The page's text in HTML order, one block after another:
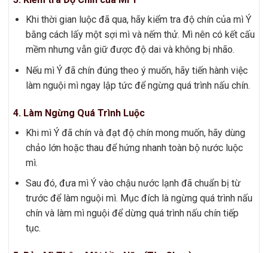
Khi thời gian luộc đã qua, hãy kiểm tra độ chín của mì Ý
bằng cách lấy một sợi mì và nếm thử. Mì nên có kết cấu
mềm nhưng vẫn giữ được độ dai và không bị nhão.
Nếu mì Ý đã chín đúng theo ý muốn, hãy tiến hành việc
làm nguội mì ngay lập tức để ngừng quá trình nấu chín.
4. Làm Ngừng Quá Trình Luộc
Khi mì Ý đã chín và đạt độ chín mong muốn, hãy dùng
chảo lớn hoặc thau để hứng nhanh toàn bộ nước luộc
mì.
Sau đó, đưa mì Ý vào chậu nước lạnh đã chuẩn bị từ
trước để làm nguội mì. Mục đích là ngừng quá trình nấu
chín và làm mì nguội để dừng quá trình nấu chín tiếp
tục.